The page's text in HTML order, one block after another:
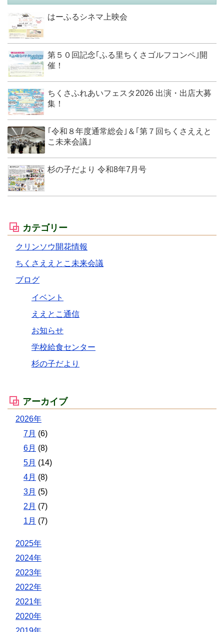
はーふるシネマ上映会
第５０回記念｢ふる里ちくさゴルフコンペ｣開
催！
ちくさふれあいフェスタ2026 出演・出店大募
集！
｢令和８年度通常総会｣＆｢第７回ちくさええと
こ未来会議｣
杉の子だより 令和8年7月号
カテゴリー
クリンソウ開花情報
ちくさええとこ未来会議
ブログ
イベント
ええとこ通信
お知らせ
学校給食センター
杉の子だより
アーカイブ
2026年
7月 (6)
6月 (8)
5月 (14)
4月 (8)
3月 (5)
2月 (7)
1月 (7)
2025年
2024年
2023年
2022年
2021年
2020年